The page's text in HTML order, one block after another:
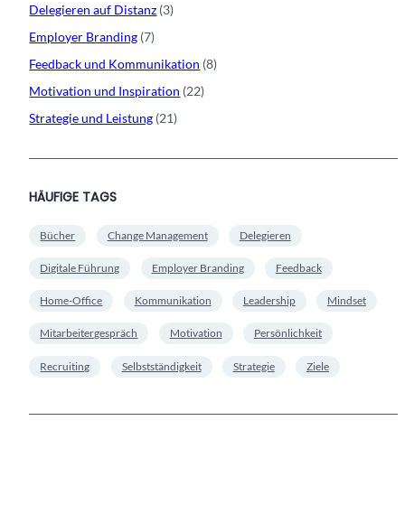
Delegieren auf Distanz (3)
Employer Branding (7)
Feedback und Kommunikation (8)
Motivation und Inspiration (22)
Strategie und Leistung (21)
HÄUFIGE TAGS
Bücher Change Management Delegieren
Digitale Führung Employer Branding Feedback
Home-Office Kommunikation Leadership Mindset
Mitarbeitergespräch Motivation Persönlichkeit
Recruiting Selbstständigkeit Strategie Ziele